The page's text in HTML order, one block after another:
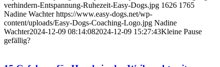
verhindern-Entspannung-Ruhezeit-Easy-Dogs.jpg 1626 1765
Nadine Wachter https://www.easy-dogs.net/wp-
content/uploads/Easy-Dogs-Coaching-Logo.jpg Nadine
Wachter2024-12-09 08:14:082024-12-09 15:27:43Kleine Pause
gefällig?